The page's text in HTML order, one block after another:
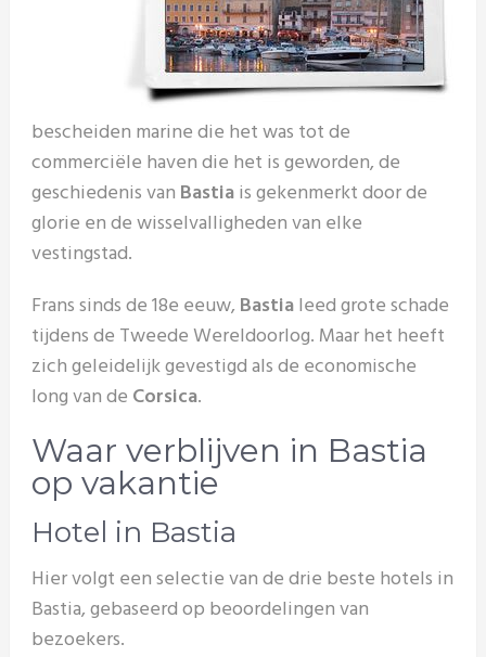
bescheiden marine die het was tot de
commerciële haven die het is geworden, de
geschiedenis van Bastiais gekenmerkt door de
glorie en de wisselvalligheden van elke
vestingstad.
Frans sinds de 18e eeuw, Bastialeed grote schade
tijdens de Tweede Wereldoorlog. Maar het heeft
zich geleidelijk gevestigd als de economische
long van de Corsica.
Waar verblijven in Bastia
op vakantie
Hotel in Bastia
Hier volgt een selectie van de drie beste hotels in
Bastia, gebaseerd op beoordelingen van
bezoekers.